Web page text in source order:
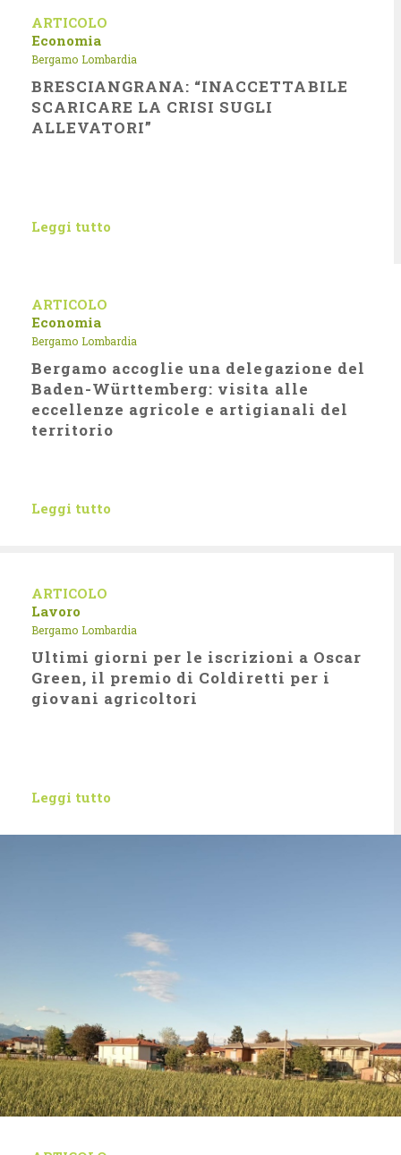
ARTICOLO
Economia
Bergamo Lombardia
BRESCIANGRANA: “INACCETTABILE
SCARICARE LA CRISI SUGLI
ALLEVATORI”
Leggi tutto
ARTICOLO
Economia
Bergamo Lombardia
Bergamo accoglie una delegazione del
Baden-Württemberg: visita alle
eccellenze agricole e artigianali del
territorio
Leggi tutto
ARTICOLO
Lavoro
Bergamo Lombardia
Ultimi giorni per le iscrizioni a Oscar
Green, il premio di Coldiretti per i
giovani agricoltori
Leggi tutto